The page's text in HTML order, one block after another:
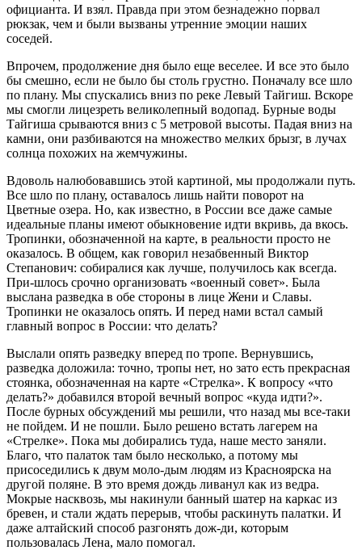
официанта. И взял. Правда при этом безнадежно порвал
рюкзак, чем и были вызваны утренние эмоции наших
соседей.
Впрочем, продолжение дня было еще веселее. И все это было
бы смешно, если не было бы столь грустно. Поначалу все шло
по плану. Мы спускались вниз по реке Левый Тайгиш. Вскоре
мы смогли лицезреть великолепный водопад. Бурные воды
Тайгиша срываются вниз с 5 метровой высоты. Падая вниз на
камни, они разбиваются на множество мелких брызг, в лучах
солнца похожих на жемчужины.
Вдоволь налюбовавшись этой картиной, мы продолжали путь.
Все шло по плану, оставалось лишь найти поворот на
Цветные озера. Но, как известно, в России все даже самые
идеальные планы имеют обыкновение идти вкривь, да вкось.
Тропинки, обозначенной на карте, в реальности просто не
оказалось. В общем, как говорил незабвенный Виктор
Степанович: собиралися как лучше, получилось как всегда.
При-шлось срочно организовать «военный совет». Была
выслана разведка в обе стороны в лице Жени и Славы.
Тропинки не оказалось опять. И перед нами встал самый
главный вопрос в России: что делать?
Выслали опять разведку вперед по тропе. Вернувшись,
разведка доложила: точно, тропы нет, но зато есть прекрасная
стоянка, обозначенная на карте «Стрелка». К вопросу «что
делать?» добавился второй вечный вопрос «куда идти?».
После бурных обсуждений мы решили, что назад мы все-таки
не пойдем. И не пошли. Было решено встать лагерем на
«Стрелке». Пока мы добирались туда, наше место заняли.
Благо, что палаток там было несколько, а потому мы
присоседились к двум моло-дым людям из Красноярска на
другой поляне. В это время дождь ливанул как из ведра.
Мокрые насквозь, мы накинули банный шатер на каркас из
бревен, и стали ждать перерыв, чтобы раскинуть палатки. И
даже алтайский способ разгонять дож-ди, которым
пользовалась Лена, мало помогал.